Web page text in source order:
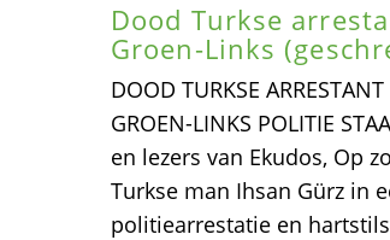
Dood Turkse
Groen-Links
DOOD TURKSE
GROEN-LINKS POLITIE
en lezers van Ekudos, Op
Turkse man Ihsan Gürz in
politiearrestatie en